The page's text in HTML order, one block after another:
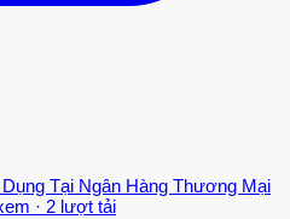
Tại Ngân Hàng Thương Mại
· 2 lượt tải